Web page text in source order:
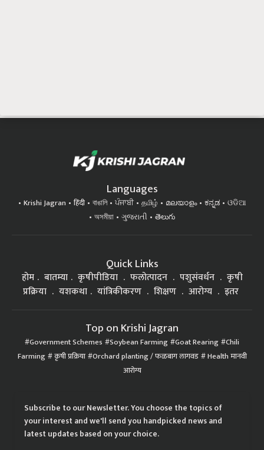
Languages
Krishi Jagran हिंदी বাঙালি ਪੰਜਾਬੀ தமிழ் മലയാളം ಕನ್ನಡ
ଓଡିଆ
অসমীয়া
ગુજરાતી తెలుగు
Quick Links
होम बातम्या कृषीपीडिया फलोत्पादन पशुसंवर्धन
कृषी
प्रक्रिया
यशकथा यांत्रिकीकरण शिक्षण आरोग्य इतर
Top on Krishi Jagran
Government Schemes Soybean Farming Goat Rearing Chili
Farming कृषी प्रक्रिया Orchard planting / फळबाग लागवड Health मानवी
आरोग्य
Subscribe to our Newsletter. You choose the topics of
your interest and we'll send you handpicked news and
latest updates based on your choice.